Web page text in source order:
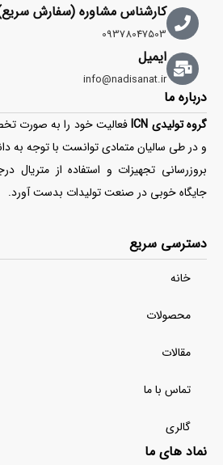
کارشناس مشاوره (سفارش
09378047503
ایمیل
info@nadisanat.ir
درباره ما
گروه تولیدی ICN
و در طی سالیان متمادی توانست با توجه به
بروزرسانی تجهیزات و استفاده از
جایگاه خوبی در صنعت تولیدات بدست آورد.
دسترسی سریع
خانه
محصولات
مقالات
تماس با ما
گالری
نماد های ما